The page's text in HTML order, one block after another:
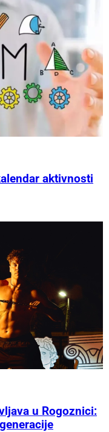
aktivnosti
u Rogoznici: